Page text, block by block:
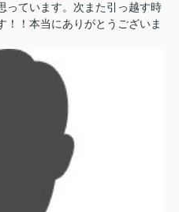
っています。次また引っ越す時
！！本当にありがとうございま